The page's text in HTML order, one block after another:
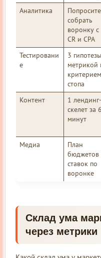
Аналитика
Попросите
собрать
воронку с
CR и CPA
Тестировани
е
3
метрикой
критерием
стопа
Контент
1 лендинг-
скелет за
минут
Медиа
План
бюджетов
ставок по
воронке
Склад ума
через метрики